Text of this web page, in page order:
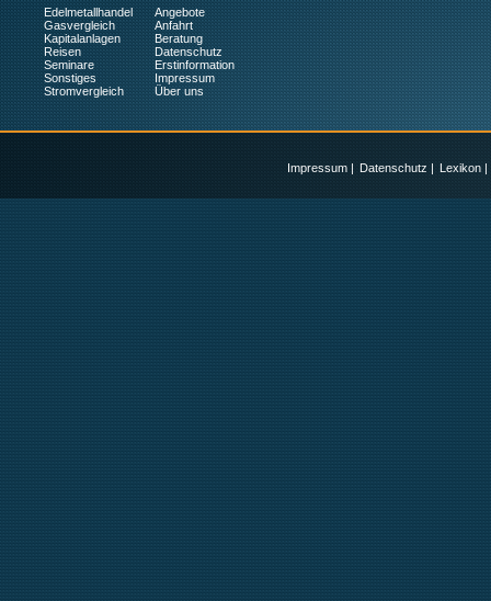
Edelmetallhandel
Gasvergleich
Kapitalanlagen
Reisen
Seminare
Sonstiges
Stromvergleich
Angebote
Anfahrt
Beratung
Datenschutz
Erstinformation
Impressum
Über uns
Impressum | Datenschutz | Lexikon |